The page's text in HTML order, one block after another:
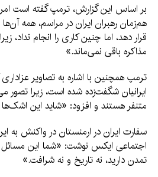
بر اساس این گزارش، ترمپ گفته است
هم‌زمان رهبران ایران در مراسم، همه
قرار دهد، اما چنین کاری را انجام
مذاکره باقی نمی‌ماند.»
ترمپ همچنین با اشاره به تصاویر
ایرانیان شگفت‌زده شده است، زیرا تصور
متنفر هستند و افزود: «شاید این
سفارت ایران در ارمنستان در واکنش به
اجتماعی ایکس نوشت: «شما این مسائل
تمدن دارید، نه تاریخ و نه شرافت.»